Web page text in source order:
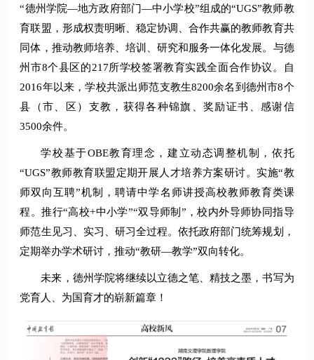
“德州学院—地方政府部门—中小学校”组成的“UGS”教师教
育联盟，形成权责明晰、稳定协调、合作共赢的教师教育共
同体，推动教师培养、培训、研究和服务一体化发展。与德
州市8个县区的217所学校签署教育实践全面合作协议。自
2016年以来，学校共派出师范支教生8200余名到德州市8个
县（市、区）支教，获得各种锦旗、奖励证书、感谢信
3500余件。
学校基于OBE教育理念，建立动态调整机制，依托
“UGS”教师教育联盟定期开展人才培养方案研讨。实施“教
师双向互聘”机制，聘请中学名师讲授高校教师教育类课
程。推行“高校+中小学”“双导师制”，校内外导师协同指导
师范生见习、实习、研习全过程。依托政府部门统筹规划，
定期举办学术研讨，推动“教研—教学”双向转化。
未来，德州学院将继续以立德之笔、精技之墨，书写为
党育人、为国育才的崭新篇章！